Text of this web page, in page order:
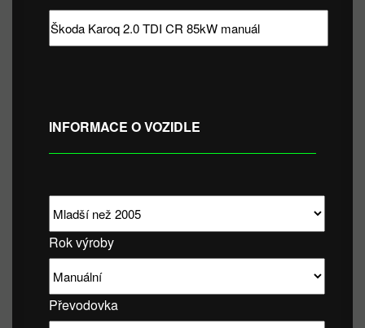
INFORMACE O VOZIDLE
Rok výroby
Převodovka